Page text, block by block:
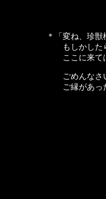
＊「変ね、珍
もしかした
ここに来ては
ごめんなさ
ご縁があった